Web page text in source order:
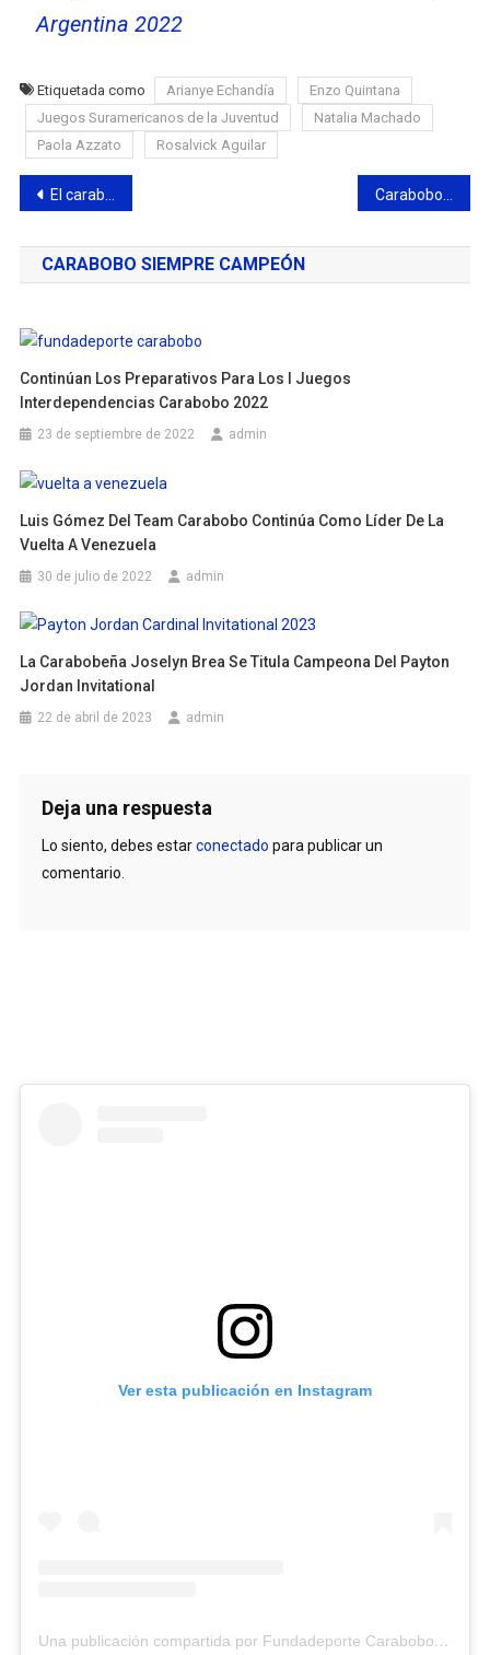
Argentina 2022
Etiquetada como Arianye Echandía
Enzo Quintana
Juegos Suramericanos de la Juventud
Natalia Machado
Paola Azzato
Rosalvick Aguilar
Navegación
de
entradas
El carabobeño Denisos Martínez conquista el bronce en el ITTF World Para Future 2026
CARABOBO SIEMPRE CAMPEÓN
Continúan Los Preparativos Para Los I Juegos
Interdependencias Carabobo 2022
23 de septiembre de 2022 admin
Luis Gómez Del Team Carabobo Continúa Como Líder De La
Vuelta A Venezuela
30 de julio de 2022 admin
La Carabobeña Joselyn Brea Se Titula Campeona Del Payton
Jordan Invitational
22 de abril de 2023 admin
Deja una respuesta
Lo siento, debes estarconectado para publicar un
comentario.
Ver esta publicación en Instagram
Una publicación compartida por Fundadeporte Carabobo (@fundadeporte)